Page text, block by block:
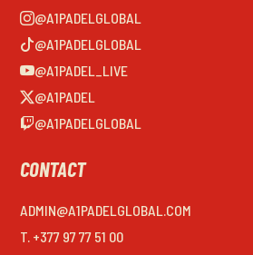
@A1PADELGLOBAL
@A1PADELGLOBAL
@A1PADEL_LIVE
@A1PADEL
@A1PADELGLOBAL
CONTACT
ADMIN@A1PADELGLOBAL.COM
T. +377 97 77 51 00